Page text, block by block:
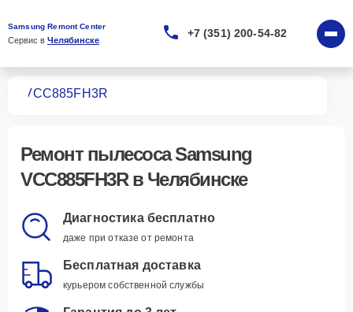
Samsung Remont Center
Сервис в Челябинске
+7 (351) 200-54-82
VCC885FH3R
Ремонт пылесоса Samsung
VCC885FH3Rв Челябинске
Диагностика бесплатно
даже при отказе от ремонта
Бесплатная доставка
курьером собственной службы